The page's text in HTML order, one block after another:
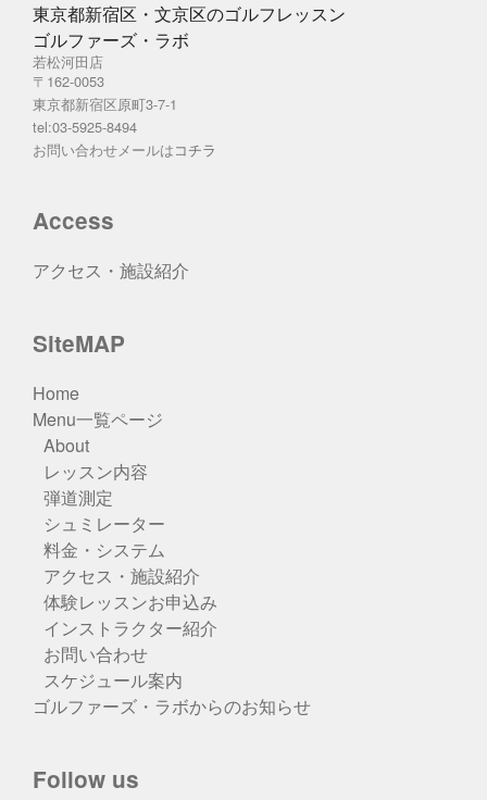
東京都新宿区・文京区のゴルフレッスン
ゴルファーズ・ラボ
若松河田店
〒162-0053
東京都新宿区原町3-7-1
tel:03-5925-8494
お問い合わせメールはコチラ
Access
アクセス・施設紹介
SiteMAP
Home
Menu一覧ページ
About
レッスン内容
弾道測定
シュミレーター
料金・システム
アクセス・施設紹介
体験レッスンお申込み
インストラクター紹介
お問い合わせ
スケジュール案内
ゴルファーズ・ラボからのお知らせ
Follow us